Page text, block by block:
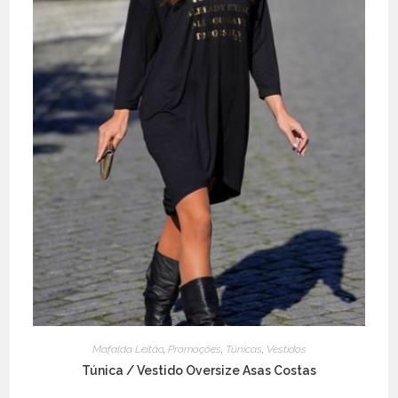
page
Mafalda Leitão, Promoções, Túnicas, Vestidos
Túnica / Vestido Oversize Asas Costas